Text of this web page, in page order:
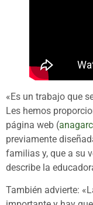
«Es un trabajo que
Les hemos
página web (
previamente
familias y, que a su
describe la
También advierte: